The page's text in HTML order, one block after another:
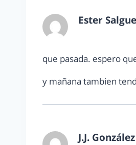
Ester
que pasada. espero
y mañana tambien
J.J.